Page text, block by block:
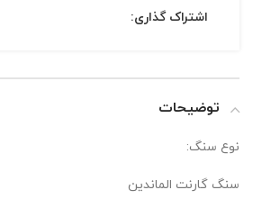
اشتراک گذاری:
توضیحات
نوع سنگ:
سنگ گارنت الماندین